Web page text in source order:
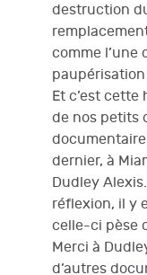
destruction
comme l’une
paupérisation
Et c’est
de nos petits
dernier, à
Dudley
réflexion, il y
celle-ci pèse
Merci à
d’autres